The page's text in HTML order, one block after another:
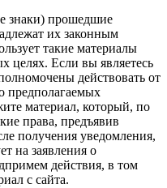
знаки) прошедшие
их законным
такие материалы
целях. Если вы являетесь
действовать от
предполагаемых
материал, который, по
права, предъявив
получения уведомления,
на заявления о
действия, в том
с сайта.